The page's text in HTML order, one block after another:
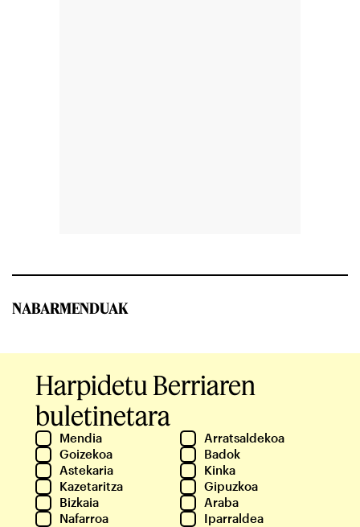
NABARMENDUAK
Harpidetu Berriaren
buletinetara
Mendia
Arratsaldekoa
Goizekoa
Badok
Astekaria
Kinka
Kazetaritza
Gipuzkoa
Bizkaia
Araba
Nafarroa
Iparraldea